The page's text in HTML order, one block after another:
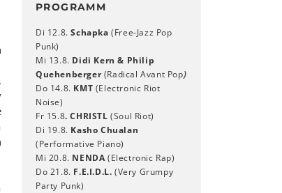
PROGRAMM
Di 12.8. Schapka(Free-Jazz Pop
Punk)
Mi 13.8. Didi Kern & Philip
Quehenberger(Radical Avant Pop)
Do 14.8. KMT (Electronic Riot
Noise)
Fr 15.8. CHRISTL(Soul Riot)
Di 19.8. Kasho Chualan
(Performative Piano)
Mi 20.8. NENDA(Electronic Rap)
Do 21.8. F.E.I.D.L.(Very Grumpy
Party Punk)